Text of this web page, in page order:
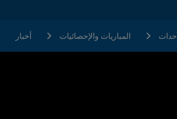
المباريات والإحصائيات أخبار